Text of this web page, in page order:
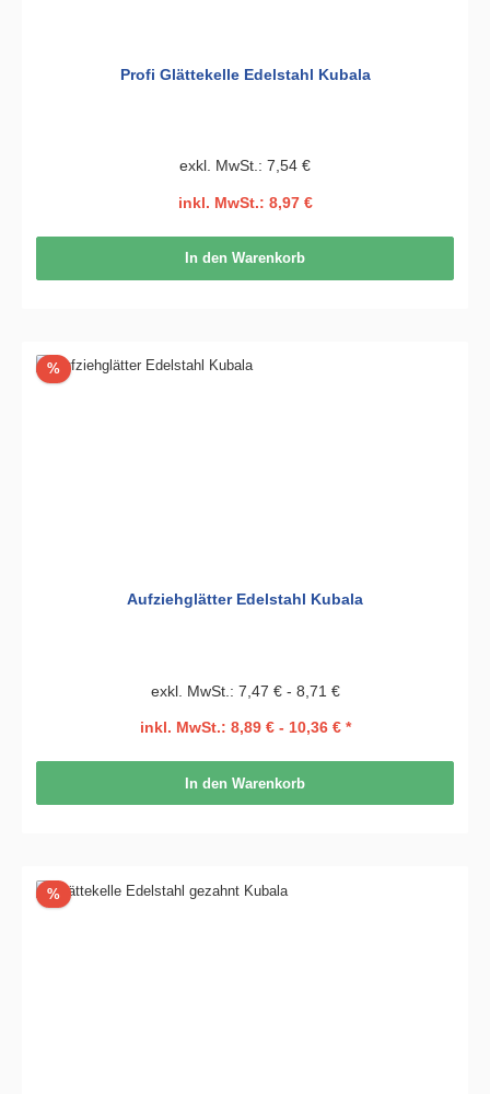
Profi Glättekelle Edelstahl Kubala
exkl. MwSt.: 7,54 €
inkl. MwSt.: 8,97 €
In den Warenkorb
%Rabatt
Aufziehglätter Edelstahl Kubala
exkl. MwSt.: 7,47 € - 8,71 €
inkl. MwSt.: 8,89 € - 10,36 € *
In den Warenkorb
%Rabatt